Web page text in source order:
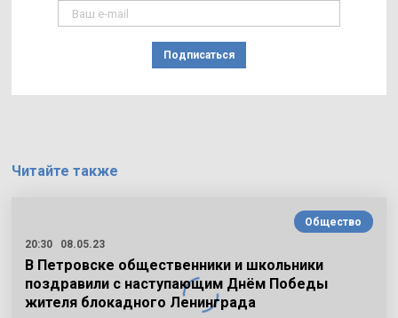
Подписаться
Читайте также
Общество
20:30
08.05.23
В Петровске общественники и школьники
поздравили с наступающим Днём Победы
жителя блокадного Ленинграда